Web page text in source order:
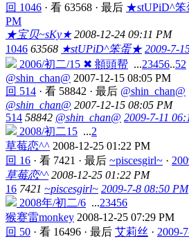
回 1046 · 看 63568 · 最后 ★stUPiD^
PM
★宝贝~sKy★ 2008-12-24 09:11 PM
1046 63568 ★stUPiD^笨蛋★ 2009-7-
2006/初二/15 ✖ 頫頭帮 ...23456..52
@shin_chan@ 2007-12-15 08:05 PM
回 514 · 看 58842 · 最后 @shin_chan@
@shin_chan@ 2007-12-15 08:05 PM
514 58842 @shin_chan@ 2009-7-11
2008/初二15 ...2
草莓恋^^ 2008-12-25 01:22 PM
回 16 · 看 7421 · 最后 ~piscesgirl~ ·
草莓恋^^ 2008-12-25 01:22 PM
16 7421 ~piscesgirl~ 2009-7-8 08:50 PM
2008年/初二/6 ...23456
猴赛雷monkey 2008-12-25 07:29 PM
回 50 · 看 16496 · 最后 艾莉丝 · 2009-